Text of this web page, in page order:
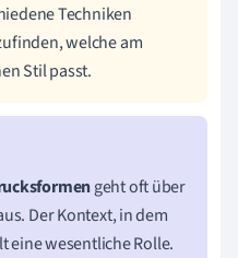
Techniken
welche am
Stil passt.
geht oft über
Der Kontext, in dem
eine wesentliche Rolle.